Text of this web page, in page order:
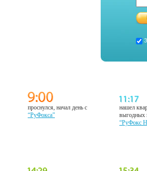
проснулся, начал день с
“РуФокса”
нашел
выгодных
“РуФокс